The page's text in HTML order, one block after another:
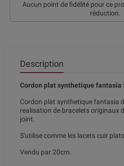
Aucun point de fidélité pour ce
réduction.
Description
Cordon plat synthetique fantasia
Cordon plat synthetique fantasia
realisation de bracelets originaux
joint.
S'utilise comme les lacets cuir
Vendu par 20cm.